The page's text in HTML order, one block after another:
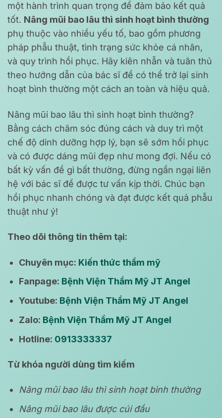
một hành trình quan trọng để đảm bảo kết quả
tốt. Nâng mũi bao lâu thì sinh hoạt bình thường
phụ thuộc vào nhiều yếu tố, bao gồm phương
pháp phẫu thuật, tình trạng sức khỏe cá nhân,
và quy trình hồi phục. Hãy kiên nhẫn và tuân thủ
theo hướng dẫn của bác sĩ để có thể trở lại sinh
hoạt bình thường một cách an toàn và hiệu quả.
Nâng mũi bao lâu thì sinh hoạt bình thường?
Bằng cách chăm sóc đúng cách và duy trì một
chế độ dinh dưỡng hợp lý, bạn sẽ sớm hồi phục
và có được dáng mũi đẹp như mong đợi. Nếu có
bất kỳ vấn đề gì bất thường, đừng ngần ngại liên
hệ với bác sĩ để được tư vấn kịp thời. Chúc bạn
hồi phục nhanh chóng và đạt được kết quả phẫu
thuật như ý!
Theo dõi thông tin thêm tại:
Chuyên mục: Kiến thức thẩm mỹ
Fanpage: Bệnh Viện Thẩm Mỹ JT Angel
Youtube: Bệnh Viện Thẩm Mỹ JT Angel
Zalo: Bệnh Viện Thẩm Mỹ JT Angel
Hotline: 0913333337
Từ khóa người dùng tìm kiếm
Nâng mũi bao lâu thì sinh hoạt bình thường
Nâng mũi bao lâu được cúi đầu